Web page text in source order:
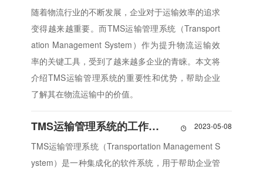
随着物流行业的不断发展，企业对于运输效率的追求
变得越来越重要。而TMS运输管理系统（Transport
ation Management System）作为提升物流运输效
率的关键工具，受到了越来越多企业的青睐。本文将
介绍TMS运输管理系统的重要性和优势，帮助企业
了解其在物流运输中的价值。
TMS运输管理系统的工作原理与功能详解 2023-05-08
TMS运输管理系统（Transportation Management S
ystem）是一种集成化的软件系统，用于帮助企业管